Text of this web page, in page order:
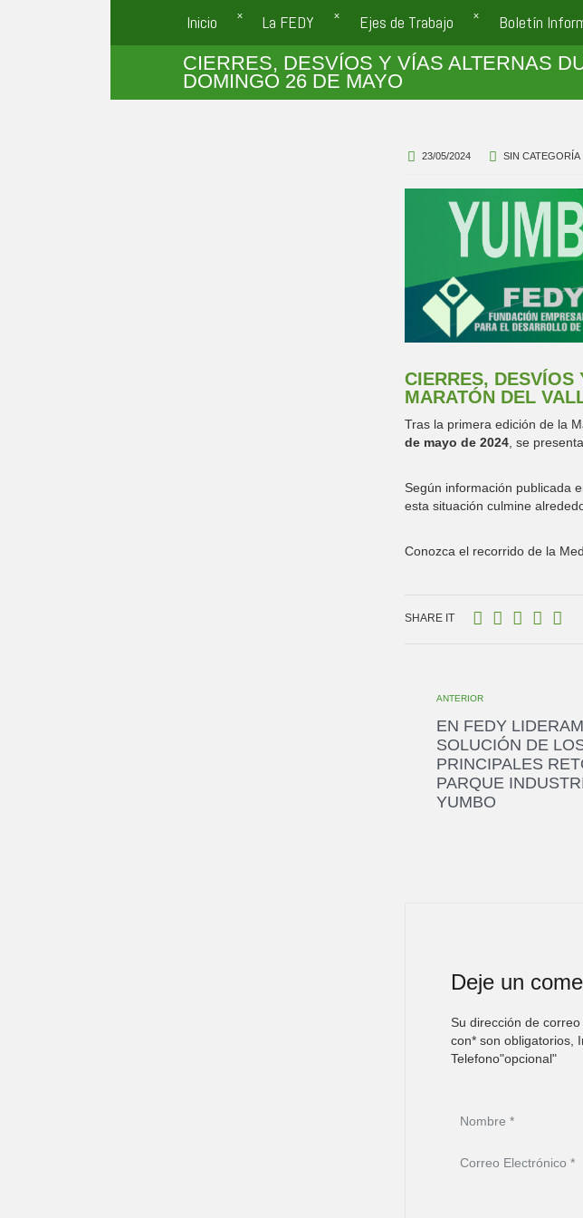
Inicio La FEDY Ejes de Trabajo Boletín
CIERRES, DESVÍOS Y VÍAS ALTERNAS
DOMINGO 26 DE MAYO
23/05/2024 SIN CATEGORÍA
CIERRES, DESVÍOS
MARATÓN DEL
Tras la primera edición de la
de mayo de 2024 , se
Según información publicada
esta situación culmine
Conozca el recorrido de la
SHARE IT
ANTERIOR
EN FEDY
SOLUCIÓN DE
PRINCIPALES
PARQUE
YUMBO
Deje un
Su dirección de
con* son obligatorios,
Telefono"opcional"